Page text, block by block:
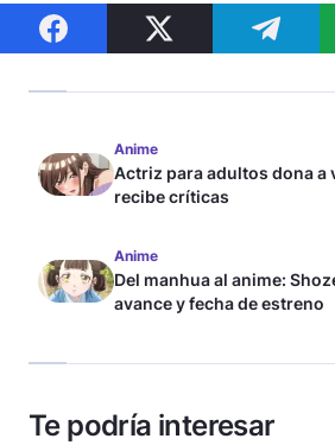
Anime
Actriz para adultos dona a
recibe críticas
Anime
Del manhua al anime:
avance y fecha de estreno
Te podría interesar